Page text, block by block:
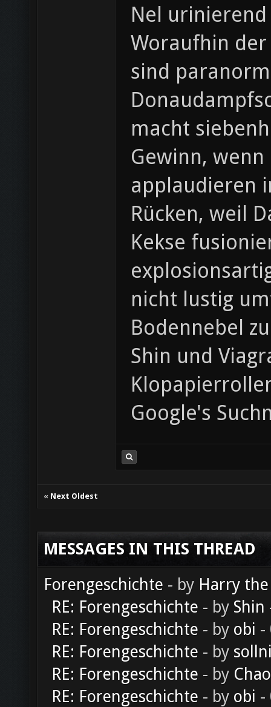
Nel urinierend
Woraufhin der
sind
macht
Gewinn,
applaudieren
Rücken, weil
Kekse
nicht lustig
Bodennebel
Shin und
Google's
« Next Oldest
MESSAGES IN THIS THREAD
Forengeschichte - by Harry
RE: Forengeschichte - by Shin
RE: Forengeschichte - by obi -
RE: Forengeschichte - by
RE: Forengeschichte - by
RE: Forengeschichte - by obi -